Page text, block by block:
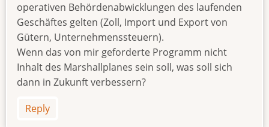
operativen Behördenabwicklungen des laufenden
Geschäftes gelten (Zoll, Import und Export von
Gütern, Unternehmenssteuern).
Wenn das von mir geforderte Programm nicht
Inhalt des Marshallplanes sein soll, was soll sich
dann in Zukunft verbessern?
Reply